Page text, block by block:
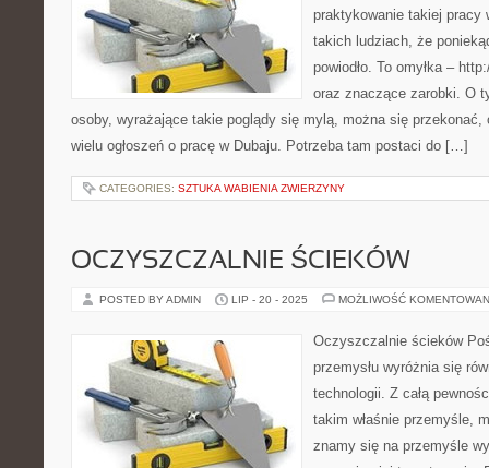
praktykowanie takiej pracy
takich ludziach, że
powiodło. To omyłka –
oraz znaczące zarobki. O
osoby, wyrażające takie poglądy się mylą, można się przekonać,
wielu ogłoszeń o pracę w Dubaju. Potrzeba tam postaci do […]
CATEGORIES: SZTUKA WABIENIA ZWIERZYNY
OCZYSZCZALNIE ŚCIEKÓW
POSTED BY ADMIN LIP - 20 - 2025 MOŻLIWOŚĆ
Oczyszczalnie ścieków
przemysłu wyróżnia się
technologii. Z całą
takim właśnie przemyśle,
znamy się na przemyśle